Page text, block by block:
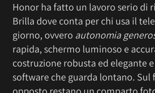
Honor ha fatto un lavoro serio di
Brilla dove conta per chi usa il
giorno, ovvero autonomia
rapida, schermo luminoso e
costruzione robusta ed elegante
software che guarda lontano. Sul